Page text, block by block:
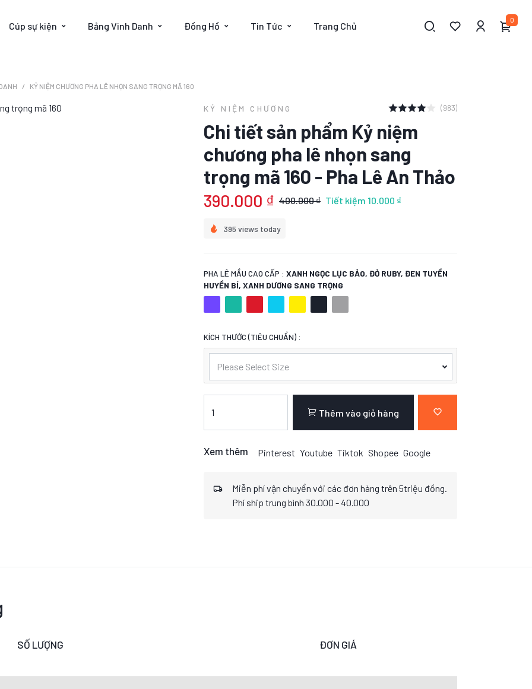
Cúp sự kiện Bảng Vinh Danh Đồng Hồ Tin Tức Trang Chủ
0
KỶ NIỆM CHƯƠNG PHA LÊ NHỌN SANG TRỌNG MÃ 160
KỶ NIỆM CHƯƠNG (983)
Chi tiết sản phẩm Kỷ niệm
chương pha lê nhọn sang
trọng mã 160 - Pha Lê An Thảo
390.000 ₫ 400.000 ₫ Tiết kiệm 10.000 ₫
395 views today
PHA LÊ MẦU CAO CẤP : XANH NGỌC LỤC BẢO, ĐỎ RUBY, ĐEN TUYỀN
HUYỀN BÍ, XANH DƯƠNG SANG TRỌNG
KÍCH THƯỚC (TIÊU CHUẨN) :
Please Select Size
Thêm vào giỏ hàng
Xem thêm Pinterest Youtube Tiktok Shopee Google
Miễn phí vận chuyển với các đơn hàng trên 5triệu đồng.
Phí ship trung bình 30.000 - 40.000
SỐ LƯỢNG ĐƠN GIÁ